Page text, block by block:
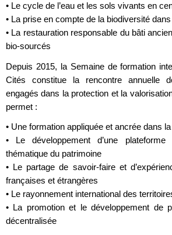
• Le cycle de l’eau et les sols vivants en
• La prise en compte de la biodiversité
• La restauration responsable du bâti
bio-sourcés
Depuis 2015, la Semaine de formation
Cités constitue la rencontre annuelle
engagés dans la protection et la
permet :
• Une formation appliquée et ancrée dans
• Le développement d’une
thématique du patrimoine
• Le partage de savoir-faire et
françaises et étrangères
• Le rayonnement international des
• La promotion et le développement de
décentralisée